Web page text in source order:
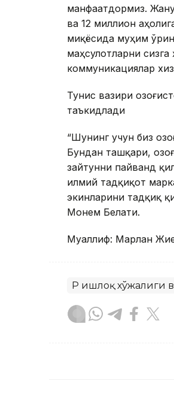
манфаатдормиз.
ва 12 миллион
миқёсида муҳим
маҳсулотларни
коммуникациялар
Тунис вазири
таъкидлади
“Шунинг учун биз
Бундан ташқари,
зайтунни пайванд
илмий тадқиқот
экинларини тадқиқ
Монем Белати.
Муаллиф: Марлан
ҚР Қишлоқ хўжалиги